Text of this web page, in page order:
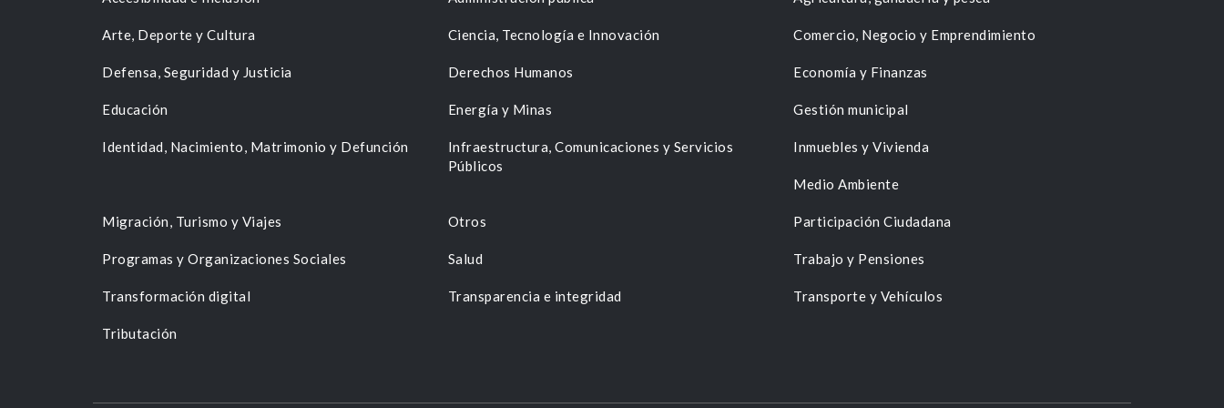
Arte, Deporte y Cultura Ciencia, Tecnología e Innovación Comercio, Negocio y Emprendimiento
Defensa, Seguridad y Justicia Derechos Humanos Economía y Finanzas
Educación Energía y Minas Gestión municipal
Identidad, Nacimiento, Matrimonio y Defunción
Infraestructura, Comunicaciones y Servicios
Públicos
Inmuebles y Vivienda
Medio Ambiente
Migración, Turismo y Viajes Otros Participación Ciudadana
Programas y Organizaciones Sociales Salud Trabajo y Pensiones
Transformación digital Transparencia e integridad Transporte y Vehículos
Tributación